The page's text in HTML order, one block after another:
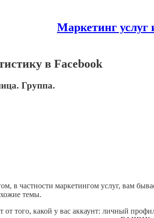
Маркетинг услуг
в Facebook
Группа.
в частности маркетингом услуг, вам
темы.
от того, какой у вас аккаунт: личный